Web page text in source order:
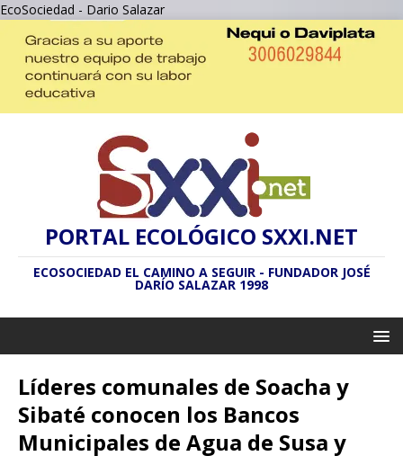
EcoSociedad - Dario Salazar
PORTAL ECOLÓGICO SXXI.NET
ECOSOCIEDAD EL CAMINO A SEGUIR - FUNDADOR JOSÉ
DARÍO SALAZAR 1998
Líderes comunales de Soacha y
Sibaté conocen los Bancos
Municipales de Agua de Susa y